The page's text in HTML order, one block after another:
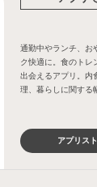
通勤中やランチ、お
ク快適に。食のトレ
出会えるアプリ。内
理、暮らしに関する
アプリス